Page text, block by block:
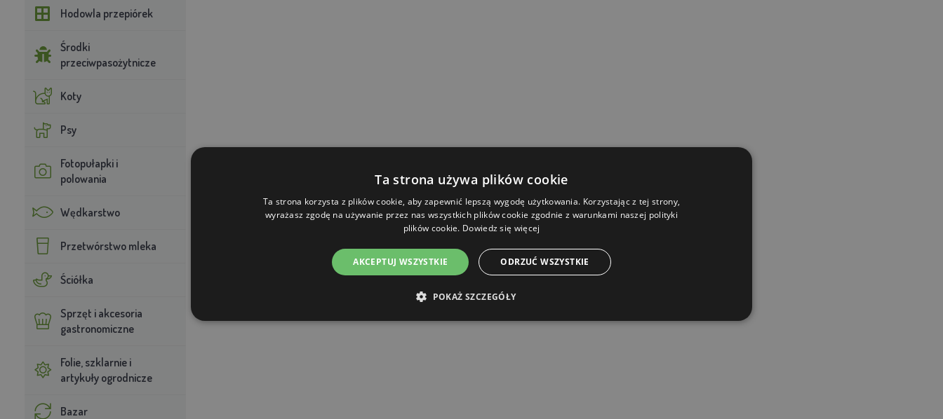
Hodowla przepiórek
Środki
przeciwpasożytnicze
Koty
Psy
Fotopułapki i
polowania
Wędkarstwo
Przetwórstwo mleka
Ściółka
Sprzęt i akcesoria
gastronomiczne
Folie, szklarnie i
artykuły ogrodnicze
Bazar
Ta strona używa plików cookie
Ta strona korzysta z plików cookie, aby zapewnić lepszą wygodę użytkowania. Korzystając z tej strony,
wyrażasz zgodę na używanie przez nas wszystkich plików cookie zgodnie z warunkami naszej polityki
plików cookie. Dowiedz się więcej
AKCEPTUJ WSZYSTKIE ODRZUĆ WSZYSTKIE
POKAŻ SZCZEGÓŁY